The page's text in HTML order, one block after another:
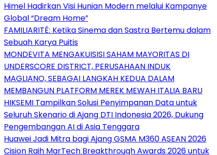
Himel Hadirkan Visi Hunian Modern melalui Kampanye
Global “Dream Home”
FAMILIARITÉ: Ketika Sinema dan Sastra Bertemu dalam
Sebuah Karya Puitis
MONDEVITA MENGAKUISISI SAHAM MAYORITAS DI
UNDERSCORE DISTRICT, PERUSAHAAN INDUK
MAGLIANO, SEBAGAI LANGKAH KEDUA DALAM
MEMBANGUN PLATFORM MEREK MEWAH ITALIA BARU
HIKSEMI Tampilkan Solusi Penyimpanan Data untuk
Seluruh Skenario di Ajang DTI Indonesia 2026, Dukung
Pengembangan AI di Asia Tenggara
Huawei Jadi Mitra bagi Ajang GSMA M360 ASEAN 2026
Cision Raih MarTech Breakthrough Awards 2026 untuk